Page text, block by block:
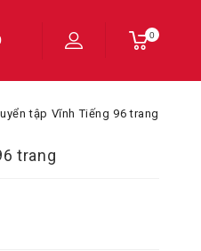
0
tập Vĩnh Tiếng 96 trang
trang